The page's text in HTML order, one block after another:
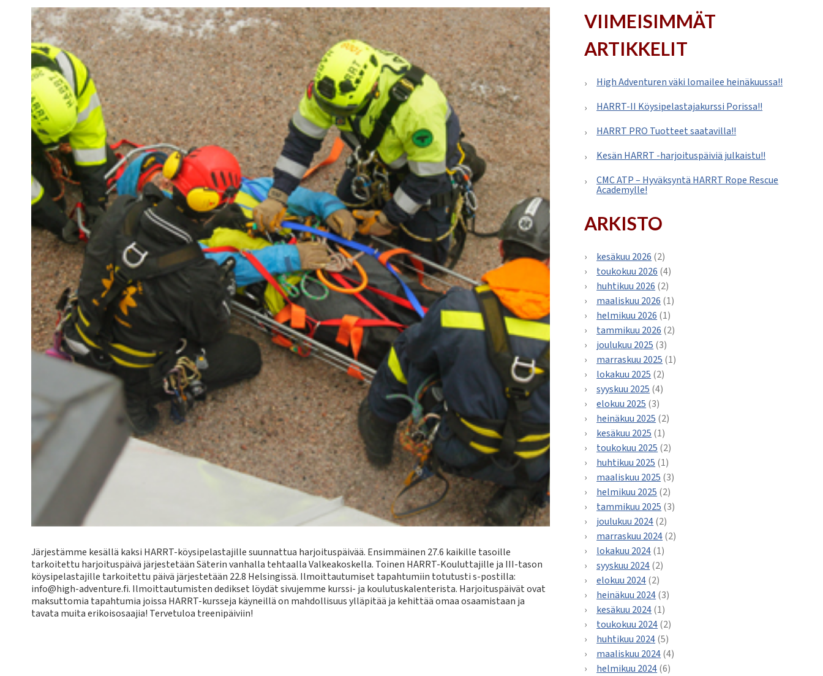
Järjestämme kesällä kaksi HARRT-köysipelastajille suunnattua harjoituspäivää. Ensimmäinen 27.6 kaikille tasoille
tarkoitettu harjoituspäivä järjestetään Säterin vanhalla tehtaalla Valkeakoskella. Toinen HARRT-Kouluttajille ja III-tason
köysipelastajille tarkoitettu päivä järjestetään 22.8 Helsingissä. Ilmoittautumiset tapahtumiin totutusti s-postilla:
info@high-adventure.fi. Ilmoittautumisten dedikset löydät sivujemme kurssi- ja koulutuskalenterista. Harjoituspäivät ovat
maksuttomia tapahtumia joissa HARRT-kursseja käyneillä on mahdollisuus ylläpitää ja kehittää omaa osaamistaan ja
tavata muita erikoisosaajia! Tervetuloa treenipäiviin!
VIIMEISIMMÄT
ARTIKKELIT
High Adventuren väki lomailee heinäkuussa!!
HARRT-II Köysipelastajakurssi Porissa!!
HARRT PRO Tuotteet saatavilla!!
Kesän HARRT -harjoituspäiviä julkaistu!!
CMC ATP – Hyväksyntä HARRT Rope Rescue
Academylle!
ARKISTO
kesäkuu 2026 (2)
toukokuu 2026 (4)
huhtikuu 2026 (2)
maaliskuu 2026 (1)
helmikuu 2026 (1)
tammikuu 2026 (2)
joulukuu 2025 (3)
marraskuu 2025 (1)
lokakuu 2025 (2)
syyskuu 2025 (4)
elokuu 2025 (3)
heinäkuu 2025 (2)
kesäkuu 2025 (1)
toukokuu 2025 (2)
huhtikuu 2025 (1)
maaliskuu 2025 (3)
helmikuu 2025 (2)
tammikuu 2025 (3)
joulukuu 2024(2)
marraskuu 2024(2)
lokakuu 2024(1)
syyskuu 2024(2)
elokuu 2024(2)
heinäkuu 2024(3)
kesäkuu 2024(1)
toukokuu 2024(2)
huhtikuu 2024(5)
maaliskuu 2024(4)
helmikuu 2024(6)